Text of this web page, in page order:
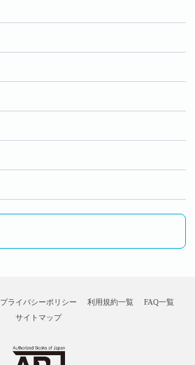
プライバシーポリシー 利用規約一覧
FAQ一覧
サイトマップ